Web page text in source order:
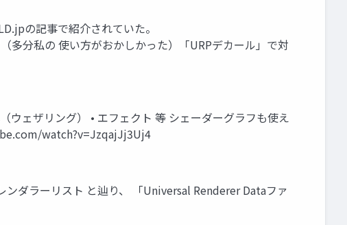
の記事で紹介されていた。
分私の 使い方がおかしかった）「URPデカール」で対
ウェザリング） • エフェクト 等 シェーダーグラフも使え
watch?v=JzqajJj3Uj4
ダラーリスト と辿り、 「Universal Renderer Dataファ